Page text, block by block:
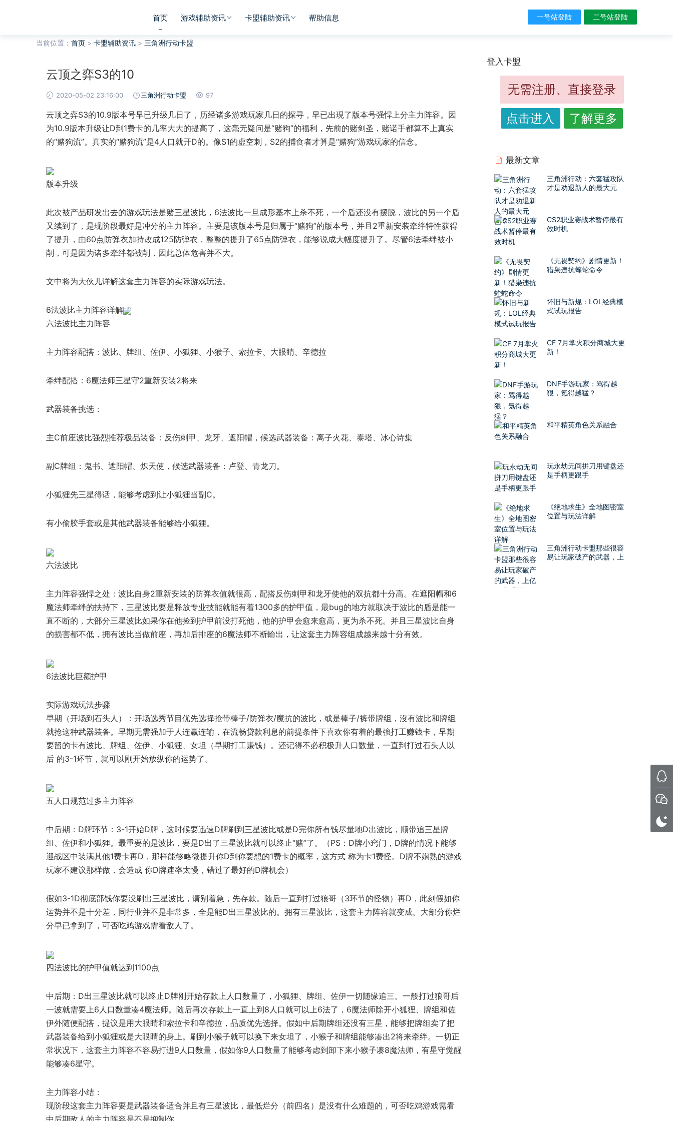
首页 游戏辅助资讯 卡盟辅助资讯 帮助信息 一号站登陆 二号站登陆
当前位置： 首页 > 卡盟辅助资讯 > 三角洲行动卡盟
云顶之弈S3的10
2020-05-02 23:16:00 三角洲行动卡盟 97
云顶之弈S3的10.9版本号早已升级几日了，历经诸多游戏玩家几日的探寻，早已出現了版本号强悍上分主力阵容。因
为10.9版本升级让D到1费卡的几率大大的提高了，这毫无疑问是“赌狗”的福利，先前的赌剑圣，赌诺手都算不上真实
的“赌狗流”。真实的“赌狗流”是4人口就开D的。像S1的虚空刺，S2的捕食者才算是“赌狗”游戏玩家的信念。
版本升级
此次被产品研发出去的游戏玩法是赌三星波比，6法波比一旦成形基本上杀不死，一个盾还没有摆脱，波比的另一个盾
又续到了，是现阶段最好是冲分的主力阵容。主要是该版本号是归属于“赌狗”的版本号，并且2重新安装牵绊特性获得
了提升，由60点防弹衣加持改成125防弹衣，整整的提升了65点防弹衣，能够说成大幅度提升了。尽管6法牵绊被小
削，可是因为诸多牵绊都被削，因此总体危害并不大。
文中将为大伙儿详解这套主力阵容的实际游戏玩法。
6法波比主力阵容详解
六法波比主力阵容
主力阵容配搭：波比、牌组、佐伊、小狐狸、小猴子、索拉卡、大眼睛、辛德拉
牵绊配搭：6魔法师三星守2重新安装2将来
武器装备挑选：
主C前座波比强烈推荐极品装备：反伤刺甲、龙牙、遮阳帽，候选武器装备：离子火花、泰塔、冰心诗集
副C牌组：鬼书、遮阳帽、炽天使，候选武器装备：卢登、青龙刀。
小狐狸先三星得话，能够考虑到让小狐狸当副C。
有小偷胶手套或是其他武器装备能够给小狐狸。
六法波比
主力阵容强悍之处：波比自身2重新安装的防弹衣值就很高，配搭反伤刺甲和龙牙使他的双抗都十分高。在遮阳帽和6
魔法师牵绊的扶持下，三星波比要是释放专业技能就能有着1300多的护甲值，最bug的地方就取决于波比的盾是能一
直不断的，大部分三星波比如果你在他捡到护甲前没打死他，他的护甲会愈来愈高，更为杀不死。并且三星波比自身
的损害都不低，拥有波比当做前座，再加后排座的6魔法师不断輸出，让这套主力阵容组成越来越十分有效。
6法波比巨额护甲
实际游戏玩法步骤
早期（开场到石头人）：开场选秀节目优先选择抢带棒子/防弹衣/魔抗的波比，或是棒子/裤带牌组，沒有波比和牌组
就抢这种武器装备。早期无需强加于人连赢连输，在流畅贷款利息的前提条件下喜欢你有着的最強打工赚钱卡，早期
要留的卡有波比、牌组、佐伊、小狐狸、女坦（早期打工赚钱）。还记得不必积极升人口数量，一直到打过石头人以
后 的3-1环节，就可以刚开始放纵你的运势了。
五人口规范过多主力阵容
中后期：D牌环节：3-1开始D牌，这时候要迅速D牌刷到三星波比或是D完你所有钱尽量地D出波比，顺带追三星牌
组、佐伊和小狐狸。最重要的是波比，要是D出了三星波比就可以终止“赌”了。（PS：D牌小窍门，D牌的情况下能够
迎战区中装满其他1费卡再D，那样能够略微提升你D到你要想的1费卡的概率，这方式 称为卡1费怪。D牌不娴熟的游戏
玩家不建议那样做，会造成 你D牌速率太慢，错过了最好的D牌机会）
假如3-1D彻底部钱你要没刷出三星波比，请别着急，先存款。随后一直到打过狼哥（3环节的怪物）再D，此刻假如你
运势并不是十分差，同行业并不是非常多，全是能D出三星波比的。拥有三星波比，这套主力阵容就变成。大部分你烂
分早已拿到了，可否吃鸡游戏需看敌人了。
四法波比的护甲值就达到1100点
中后期：D出三星波比就可以终止D牌刚开始存款上人口数量了，小狐狸、牌组、佐伊一切随缘追三。一般打过狼哥后
一波就需要上6人口数量凑4魔法师。随后再次存款上一直上到8人口就可以上6法了，6魔法师除开小狐狸、牌组和佐
伊外随便配搭，提议是用大眼睛和索拉卡和辛德拉，品质优先选择。假如中后期牌组还没有三星，能够把牌组卖了把
武器装备给到小狐狸或是大眼睛的身上。刷到小猴子就可以换下来女坦了，小猴子和牌组能够凑出2将来牵绊。一切正
常状况下，这套主力阵容不容易打进9人口数量，假如你9人口数量了能够考虑到卸下来小猴子凑8魔法师，有星守觉醒
能够凑6星守。
主力阵容小结：
现阶段这套主力阵容要是武器装备适合并且有三星波比，最低烂分（前四名）是没有什么难题的，可否吃鸡游戏需看
中后期敌人的主力阵容是不是抑制你。
登入卡盟
无需注册、直接登录
点击进入
了解更多
最新文章
三角洲行动：六套猛攻队
才是劝退新人的最大元
CS2职业赛战术暂停最有
效时机
《无畏契约》剧情更新！
猎枭违抗蝰蛇命令
怀旧与新规：LOL经典模
式试玩报告
CF 7月掌火积分商城大更
新！
DNF手游玩家：骂得越
狠，氪得越猛？
和平精英角色关系融合
玩永劫无间拼刀用键盘还
是手柄更跟手
《绝地求生》全地图密室
位置与玩法详解
三角洲行动卡盟那些很容
易让玩家破产的武器，上